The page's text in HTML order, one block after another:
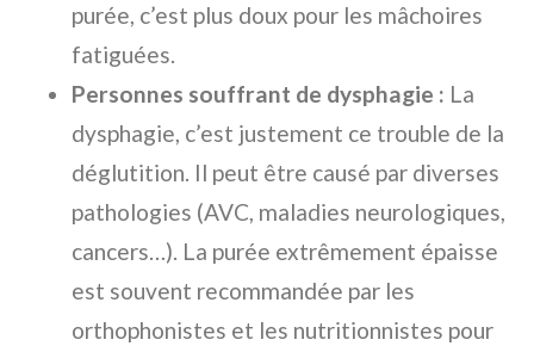
purée, c’est plus doux pour les mâchoires
fatiguées.
Personnes souffrant de dysphagie : La
dysphagie, c’est justement ce trouble de la
déglutition. Il peut être causé par diverses
pathologies (AVC, maladies neurologiques,
cancers…). La purée extrêmement épaisse
est souvent recommandée par les
orthophonistes et les nutritionnistes pour